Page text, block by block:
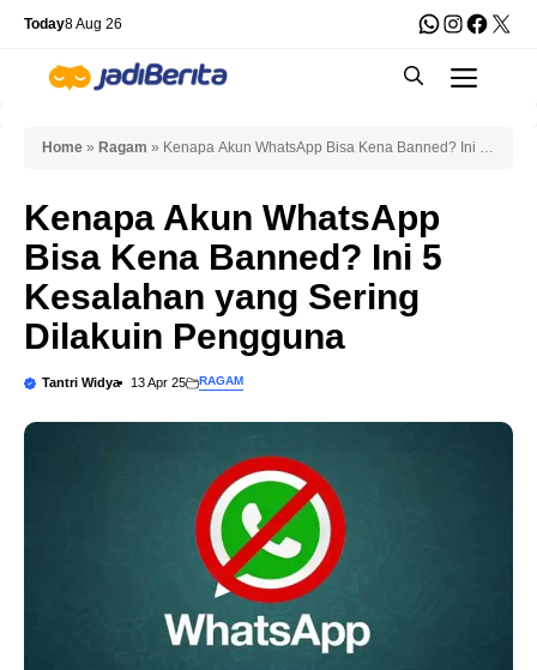
Skip
content
Today8 Aug 26 WhatsApp
X
Home » Ragam » Kenapa Akun WhatsApp Bisa Kena Banned? Ini 5
Kenapa Akun WhatsApp
Bisa Kena Banned? Ini 5
Kesalahan yang Sering
Dilakuin Pengguna
Tantri Widya 13 Apr 25 RAGAM